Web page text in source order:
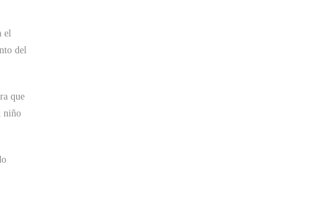
el
del
que
niño